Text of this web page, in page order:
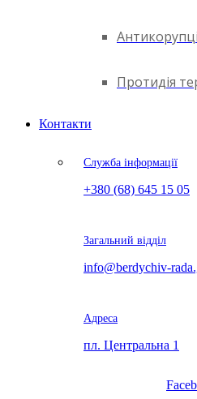
Протидія
Контакти
Служба інформації
+380 (68) 645 15 05
Загальний відділ
info@berdychiv-
Адреса
пл. Центральна 1